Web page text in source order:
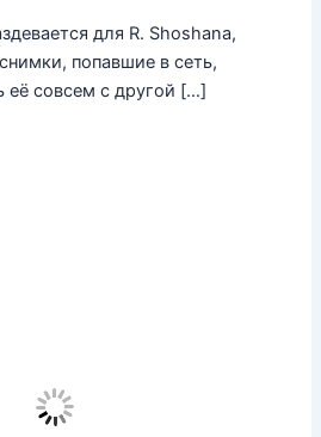
для R. Shoshana,
попавшие в сеть,
её совсем с другой […]